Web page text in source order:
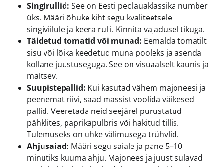
Singirullid: See on Eesti peolauaklassika number
üks. Määri õhuke kiht segu kvaliteetsele
singiviilule ja keera rulli. Kinnita vajadusel tikuga.
Täidetud tomatid või munad: Eemalda tomatilt
sisu või lõika keedetud muna pooleks ja asenda
kollane juustuseguga. See on visuaalselt kaunis ja
maitsev.
Suupistepallid: Kui kasutad vähem majoneesi ja
peenemat riivi, saad massist voolida väikesed
pallid. Veeretada neid seejärel purustatud
pähklites, paprikapulbris või hakitud tillis.
Tulemuseks on uhke välimusega trühvlid.
Ahjusaiad: Määri segu saiale ja pane 5–10
minutiks kuuma ahju. Majonees ja juust sulavad